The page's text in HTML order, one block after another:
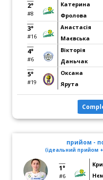
2°
#8
Катерина
Фролова
3°
#16
Анастасія
Маєвська
4°
#6
Вікторія
Даньчак
5°
#19
Оксана
Ярута
прийом -
(ідеальний прийом
1°
#6